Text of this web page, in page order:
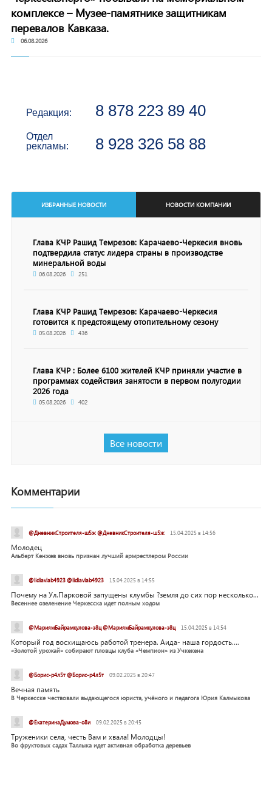
комплексе – Музее-памятнике защитникам
перевалов Кавказа.
06.08.2026
Редакция: 8 878 223 89 40
Отдел
рекламы:
8 928 326 58 88
ИЗБРАННЫЕ НОВОСТИ НОВОСТИ КОМПАНИИ
Глава КЧР Рашид Темрезов: Карачаево-Черкесия вновь
подтвердила статус лидера страны в производстве
минеральной воды
06.08.2026 251
Глава КЧР Рашид Темрезов: Карачаево-Черкесия
готовится к предстоящему отопительному сезону
05.08.2026 436
Глава КЧР : Более 6100 жителей КЧР приняли участие в
программах содействия занятости в первом полугодии
2026 года
05.08.2026 402
Все новости
Комментарии
@ДневникСтроителя-ш5ж @ДневникСтроителя-ш5ж 15.04.2025 в 14:56
Молодец
Альберт Кенжев вновь признан лучший армрестлером России
@lidiavlab4923 @lidiavlab4923 15.04.2025 в 14:55
Почему на Ул.Парковой запущены клумбы ?земля до сих пор несколько...
Весеннее озеленение Черкесска идет полным ходом
@МариямБайрамкулова-э8ц @МариямБайрамкулова-э8ц 15.04.2025 в 14:54
Который год восхищаюсь работой тренера. Аида- наша гордость....
«Золотой урожай» собирают пловцы клуба «Чемпион» из Учкекена
@Борис-р4л5т @Борис-р4л5т 09.02.2025 в 20:47
Вечная память
В Черкесске чествовали выдающегося юриста, учёного и педагога Юрия Калмыкова
@ЕкатеринаДумова-о8и 09.02.2025 в 20:45
Труженики села, честь Вам и хвала! Молодцы!
Во фруктовых садах Таллыка идет активная обработка деревьев